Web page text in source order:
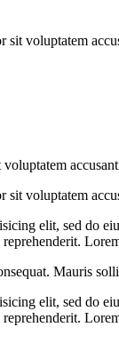
sit voluptatem
sit voluptatem
elit, sed do
Mauris
elit, sed do